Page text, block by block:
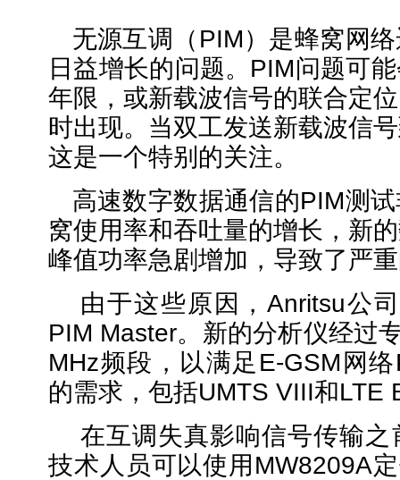
无源互调（ PIM）是蜂窝网
日益增长的问题。PIM问题可
年限，或新载波信号的联合定
时出现。当双工发送新载波信
这是一个特别的关注。
高速数字数据通信的PIM测
窝使用率和吞吐量的增长，新
峰值功率急剧增加，导致了严
由于这些原因，Anritsu公
PIM Master。新的分析仪经过
MHz频段，以满足E-GSM网
的需求，包括UMTS VIII和LTE
在互调失真影响信号传输
技术人员可以使用 MW8209A